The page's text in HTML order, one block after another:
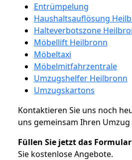
Entrümpelung
Haushaltsauflösung
Halteverbotszone
Möbellift Heilbronn
Möbeltaxi
Möbelmitfahrzentrale
Umzugshelfer Heilbronn
Umzugskartons
Kontaktieren Sie uns noch
uns gemeinsam Ihren
Füllen Sie jetzt das
Sie kostenlose Angebote.